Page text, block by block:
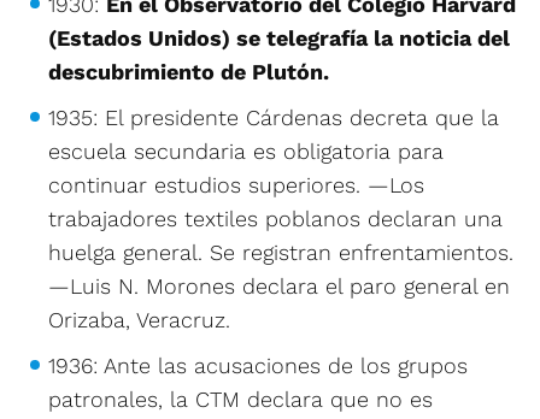
(Estados Unidos) se telegrafía la noticia del
descubrimiento de Plutón.
1935: El presidente Cárdenas decreta que la
escuela secundaria es obligatoria para
continuar estudios superiores. —Los
trabajadores textiles poblanos declaran una
huelga general. Se registran enfrentamientos.
—Luis N. Morones declara el paro general en
Orizaba, Veracruz.
1936: Ante las acusaciones de los grupos
patronales, la CTM declara que no es